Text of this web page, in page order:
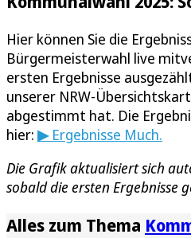
Hier können Sie die
Bürgermeisterwahl live
ersten Ergebnisse
unserer NRW-
abgestimmt hat. Die
hier: ▶ Ergebnisse Much.
Die Grafik aktualisiert sich
sobald die ersten Ergebnisse
Alles zum Thema